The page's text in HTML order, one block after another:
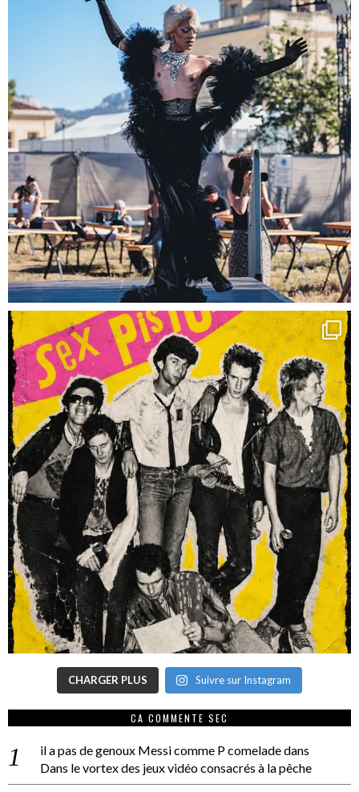
CHARGER PLUS Suivre sur Instagram
CA COMMENTE SEC
il a pas de genoux Messi comme P comeladedans
Dans le vortex des jeux vidéo consacrés à la pêche